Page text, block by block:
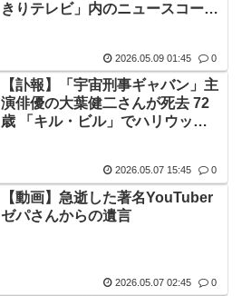
きりテレビ」内のニュースコーナ
2026.05.09 01:45 0
【訃報】「宇宙刑事ギャバン」主
演俳優の大葉健二さんが死去 72
歳 「キル・ビル」でハリウッド
2026.05.07 15:45 0
【動画】急逝した著名YouTuber
ゼパさんからの遺言
2026.05.07 02:45 0